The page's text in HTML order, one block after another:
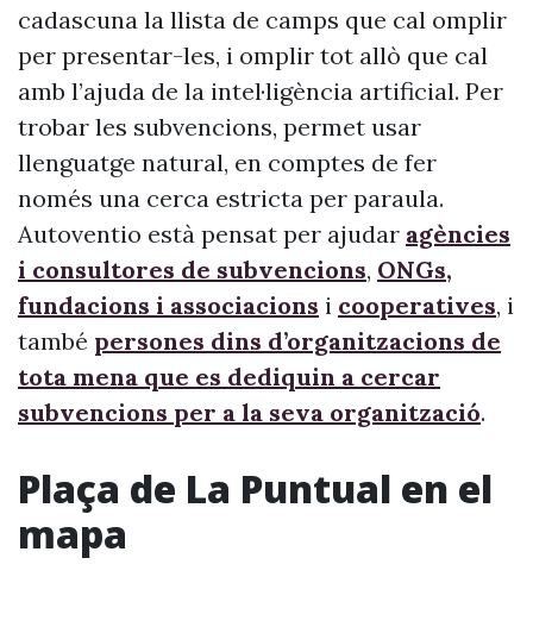
cadascuna la llista de camps que cal omplir
per presentar-les, i omplir tot allò que cal
amb l’ajuda de la intel·ligència artificial. Per
trobar les subvencions, permet usar
llenguatge natural, en comptes de fer
només una cerca estricta per paraula.
Autoventio està pensat per ajudar agències
i consultores de subvencions, ONGs,
fundacions i associacions i cooperatives, i
també persones dins d’organitzacions de
tota mena que es dediquin a cercar
subvencions per a la seva organització.
Plaça de La Puntual en el
mapa